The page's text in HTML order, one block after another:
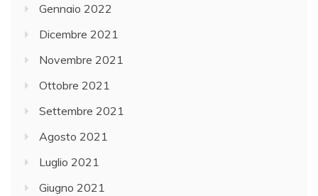
Gennaio 2022
Dicembre 2021
Novembre 2021
Ottobre 2021
Settembre 2021
Agosto 2021
Luglio 2021
Giugno 2021